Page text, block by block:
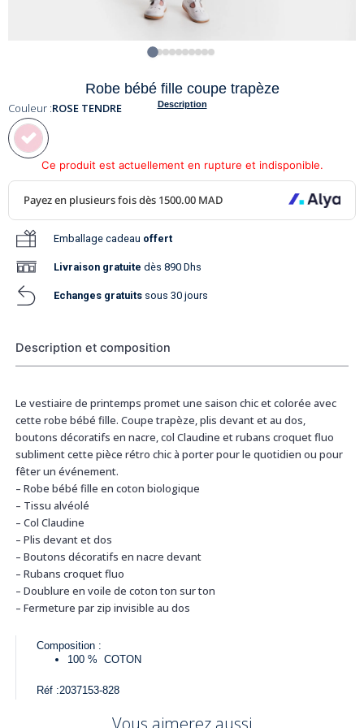
Robe bébé fille coupe trapèze
Description
Couleur :ROSE TENDRE
Ce produit est actuellement en rupture et indisponible.
Emballage cadeau offert
Livraison gratuite dès 890 Dhs
Echanges gratuits sous 30 jours
Description et composition
Le vestiaire de printemps promet une saison chic et colorée avec
cette robe bébé fille. Coupe trapèze, plis devant et au dos,
boutons décoratifs en nacre, col Claudine et rubans croquet fluo
subliment cette pièce rétro chic à porter pour le quotidien ou pour
fêter un événement.
– Robe bébé fille en coton biologique
– Tissu alvéolé
– Col Claudine
– Plis devant et dos
– Boutons décoratifs en nacre devant
– Rubans croquet fluo
– Doublure en voile de coton ton sur ton
– Fermeture par zip invisible au dos
Composition :
100 %
COTON
Réf :2037153-828
Vous aimerez aussi